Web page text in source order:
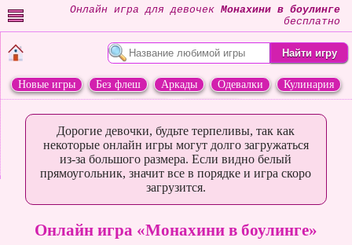
Онлайн игра для девочек Монахини в боулинге
бесплатно
Новые игры Без флеш Аркады Одевалки
Кулинария
Дорогие девочки, будьте терпеливы, так как
некоторые онлайн игры могут долго загружаться
из-за большого размера. Если видно белый
прямоугольник, значит все в порядке и игра скоро
загрузится.
Онлайн игра «Монахини в боулинге»